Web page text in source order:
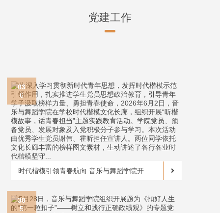
党建工作
时代楷模引领青春航向 音乐与舞蹈学院开...
03
6
30
5